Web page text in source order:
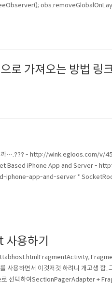
로 가져오는 방법 링
….??? - http://wink.egloos.com/v/
Based iPhone App and Server -
app-and-server *
용하기
용하면서 이것저것 하려니 개고생 함
선택하여SectionPagerAdapter +